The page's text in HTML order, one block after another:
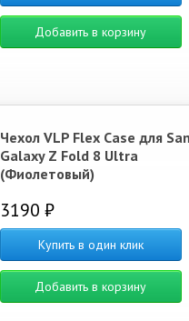
Добавить в корзину
Чехол VLP Flex Case для
Galaxy Z Fold 8 Ultra
(Фиолетовый)
3190 ₽
Купить в один клик
Добавить в корзину